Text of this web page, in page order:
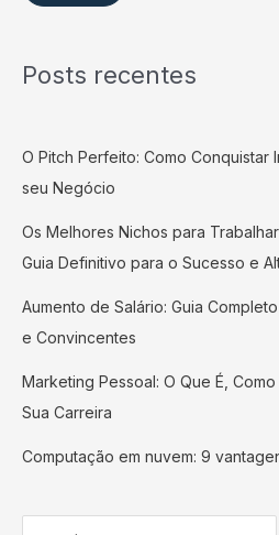
Posts recentes
O Pitch Perfeito: Como Conquistar
seu Negócio
Os Melhores Nichos para
Guia Definitivo para o Sucesso e
Aumento de Salário: Guia
e Convincentes
Marketing Pessoal: O Que É,
Sua Carreira
Computação em nuvem: 9